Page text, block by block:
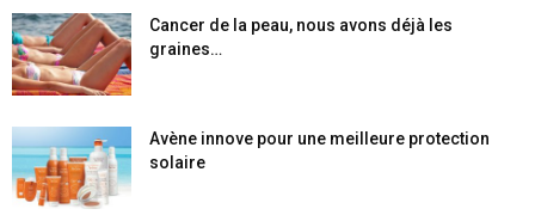
Cancer de la peau, nous avons déjà les
graines…
Avène innove pour une meilleure protection
solaire